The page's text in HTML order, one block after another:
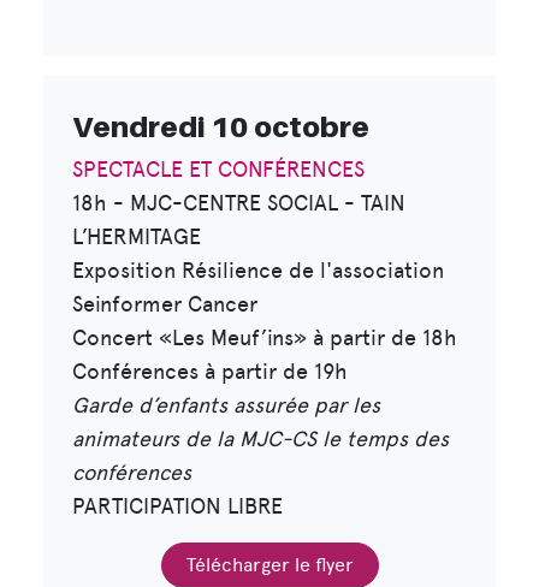
Vendredi 10 octobre
SPECTACLE ET CONFÉRENCES
18h - MJC-CENTRE SOCIAL - TAIN
L’HERMITAGE
Exposition Résilience de l'association
Seinformer Cancer
Concert «Les Meuf’ins» à partir de 18h
Conférences à partir de 19h
Garde d’enfants assurée par les
animateurs de la MJC-CS le temps des
conférences
PARTICIPATION LIBRE
Télécharger le flyer